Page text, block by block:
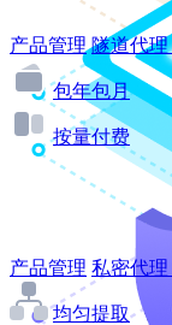
产品管理 隧道代理
包年包月
按量付费
产品管理 私密代理
均匀提取